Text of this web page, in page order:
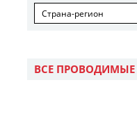
Страна-регион
ВСЕ ПРОВОДИМЫЕ